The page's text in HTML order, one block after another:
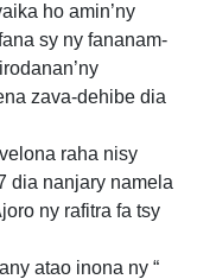
ho amin’ny
sy ny fananam-
zava-dehibe dia
raha nisy
dia nanjary namela
ny rafitra fa tsy
atao inona ny “